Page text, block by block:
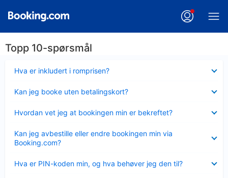
Topp 10-spørsmål
Hva er inkludert i romprisen?
mindre
Kan jeg booke uten betalingskort?
mindre
Hvordan vet jeg at bookingen min er bekreftet?
mindre
Kan jeg avbestille eller endre bookingen min via
Booking.com?
mindre
Hva er PIN-koden min, og hva behøver jeg den til?
mindre